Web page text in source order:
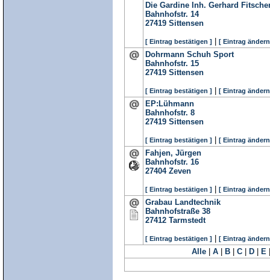
Die Gardine Inh. Gerhard
Bahnhofstr. 14
27419 Sittensen
[ Eintrag bestätigen ] [ Eintrag
Dohrmann Schuh Sport
Bahnhofstr. 15
27419 Sittensen
[ Eintrag bestätigen ] [ Eintrag
EP:Lühmann
Bahnhofstr. 8
27419 Sittensen
[ Eintrag bestätigen ] [ Eintrag
Fahjen, Jürgen
Bahnhofstr. 16
27404 Zeven
[ Eintrag bestätigen ] [ Eintrag
Grabau Landtechnik
Bahnhofstraße 38
27412 Tarmstedt
[ Eintrag bestätigen ] [ Eintrag
Alle A B C D E